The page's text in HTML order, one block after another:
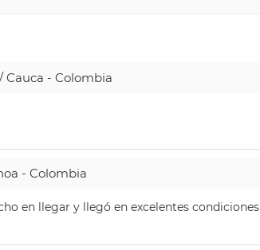
Cauca - Colombia
- Colombia
en llegar y llegó en excelentes condiciones